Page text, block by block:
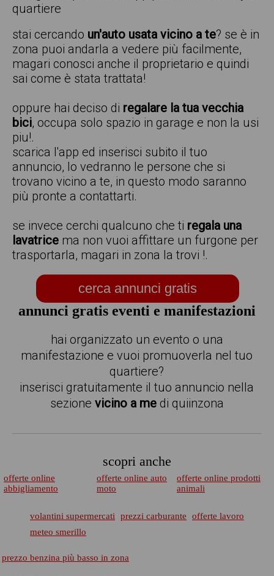
quartiere
stai cercando un'auto usata vicino a te? se è in
zona puoi andarla a vedere più facilmente,
magari conosci anche il proprietario e quindi
sai come è stata trattata!
oppure hai deciso di regalare la tua vecchia
bici, occupa solo spazio in garage e non la usi
piu!.
scarica l'app ed inserisci subito il tuo
annuncio, lo vedranno le persone che si
trovano vicino a te, in questo modo saranno
più pronte a contattarti.
se invece cerchi qualcuno che ti regala una
lavatrice ma non vuoi affittare un furgone per
trasportarla, magari in zona la trovi !.
cerca annunci gratis
annunci gratis eventi e manifestazioni
hai organizzato un evento o una
manifestazione e vuoi promuoverla nel tuo
quartiere?
inserisci gratuitamente il tuo annuncio nella
sezione vicino a medi quiinzona
scopri anche
offerte online
abbigliamento
offerte online auto
moto
offerte online prodotti
animali
volantini supermercati prezzi carburante
offerte lavoro
meteo smerillo
prezzo benzina più basso in zona